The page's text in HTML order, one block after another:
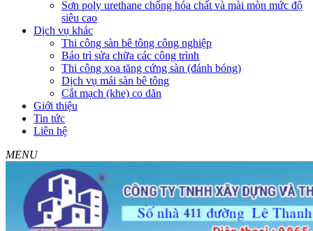
Sơn poly urethane chống hóa chất và mài mòn mức độ
siêu cao
Dịch vụ khác
Thi công sàn bê tông công nghiệp
Bảo trì sửa chữa các công trình
Thi công xoa tăng cứng sàn (đánh bóng)
Dịch vụ mái sàn bê tông
Cắt mạch (khe) co dãn
Giới thiệu
Tin tức
Liên hệ
MENU